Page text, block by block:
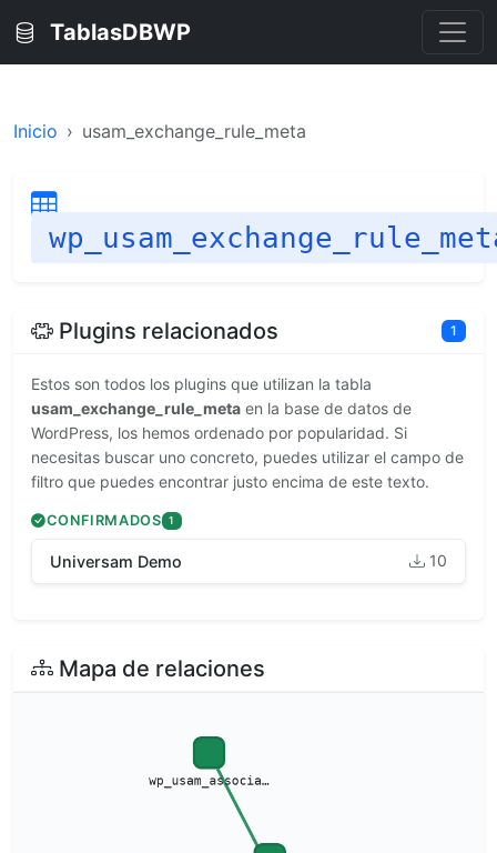
TablasDBWP
Inicio usam_exchange_rule_meta
Plugins relacionados 1
Estos son todos los plugins que utilizan la tabla
usam_exchange_rule_meta en la base de datos de
WordPress, los hemos ordenado por popularidad. Si
necesitas buscar uno concreto, puedes utilizar el campo de
filtro que puedes encontrar justo encima de este texto.
CONFIRMADOS 1
Universam Demo 10
Mapa de relaciones